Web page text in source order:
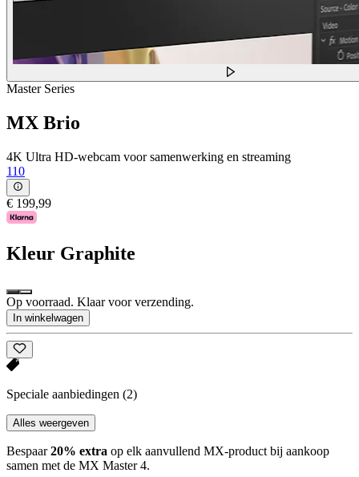
Master Series
MX Brio
4K Ultra HD-webcam voor samenwerking en streaming
110
€ 199,99
Kleur Graphite
Op voorraad. Klaar voor verzending.
In winkelwagen
Speciale aanbiedingen (2)
Alles weergeven
Bespaar20% extra op elk aanvullend MX-product bij aankoop
samen met de MX Master 4.